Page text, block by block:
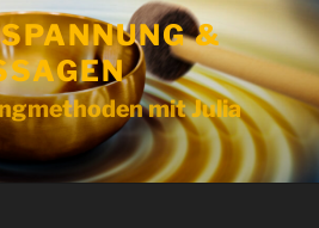
&
mit Julia